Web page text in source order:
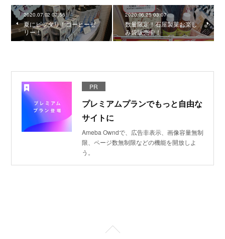
2020.07.02 07:56
夏にピッタリ！コーヒーゼ
リー！
2020.06.25 03:07
数量限定！石屋製菓お楽し
み袋販売中！
PR
プレミアムプランでもっと自由な
サイトに
Ameba Owndで、広告非表示、画像容量無制
限、ページ数無制限などの機能を開放しよ
う。